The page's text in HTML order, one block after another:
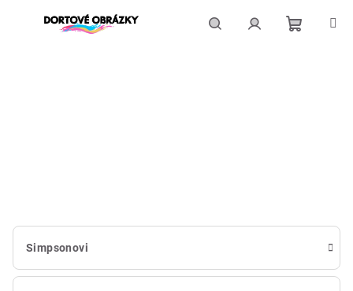
Simpsonovi